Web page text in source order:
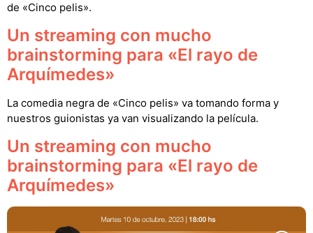
de «Cinco pelis».
Un streaming con mucho
brainstorming para «El rayo de
Arquímedes»
La comedia negra de «Cinco pelis» va tomando forma y
nuestros guionistas ya van visualizando la película.
Un streaming con mucho
brainstorming para «El rayo de
Arquímedes»